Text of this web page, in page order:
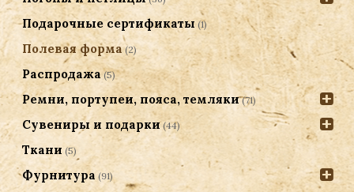
Подарочные сертификаты (1)
Полевая форма (2)
Распродажа (5)
Ремни, портупеи, пояса, темляки (71)
Сувениры и подарки (44)
Ткани (5)
Фурнитура (91)